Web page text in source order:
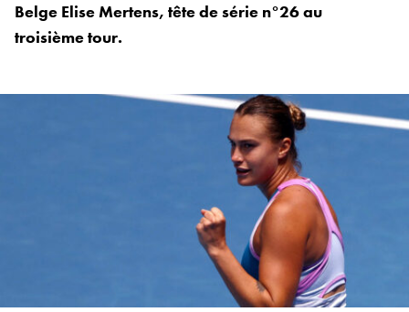
Belge Elise Mertens, tête de série n°26 au
troisième tour.